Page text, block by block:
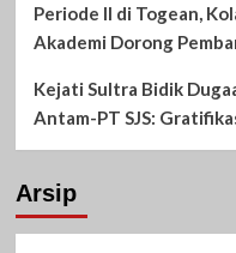
Periode II di Togean,
Akademi Dorong
Kejati Sultra Bidik
Antam-PT SJS:
Arsip